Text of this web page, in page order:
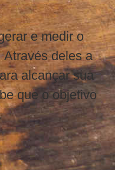
e medir o
Através deles a
alcançar sua
que o objetivo